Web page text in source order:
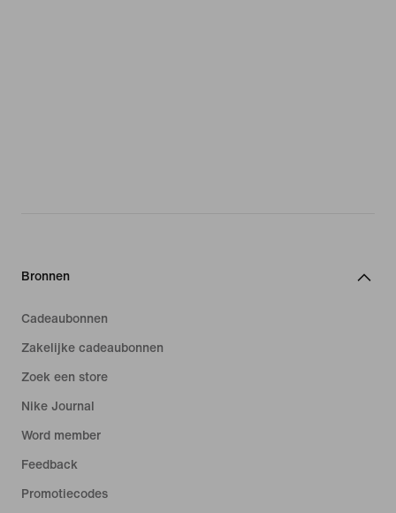
Bronnen
Cadeaubonnen
Zakelijke cadeaubonnen
Zoek een store
Nike Journal
Word member
Feedback
Promotiecodes